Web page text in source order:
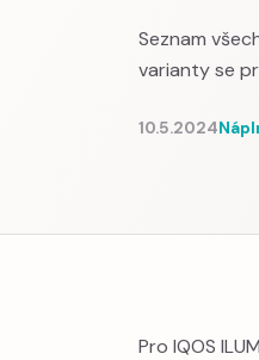
Seznam
varianty se
10.5.2024
Pro IQOS